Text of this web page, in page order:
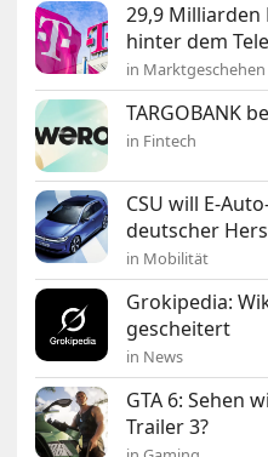
29,9 Milliarden
hinter dem
in Marktgeschehen
TARGOBANK
in Fintech
CSU will E-
deutscher
in Mobilität
Grokipedia:
gescheitert
in News
GTA 6: Sehen
Trailer 3?